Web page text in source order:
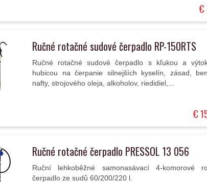
€
Ručné rotačné sudové čerpadlo RP-150RTS
Ručné rotačné sudové čerpadlo s kľukou a
hubicou na čerpanie silnejších kyselín, zásad,
nafty, strojového oleja, alkoholov, riedidiel,...
€
Ručné rotačné čerpadlo PRESSOL 13 056
Ruční lehkoběžné samonasávací 4-komorové
čerpadlo ze sudů 60/200/220 l.